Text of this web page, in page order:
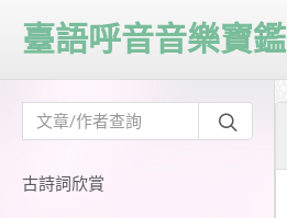
古詩詞欣賞
臺語呼音音樂寶鑑